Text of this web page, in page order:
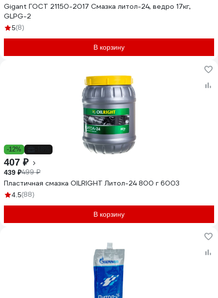
Gigant ГОСТ 21150-2017 Смазка литол-24, ведро 17кг,
GLPG-2
5(8)
В корзину
-12%
407 ₽
439 ₽499 ₽
Пластичная смазка OILRIGHT Литол-24 800 г 6003
4.5(88)
В корзину